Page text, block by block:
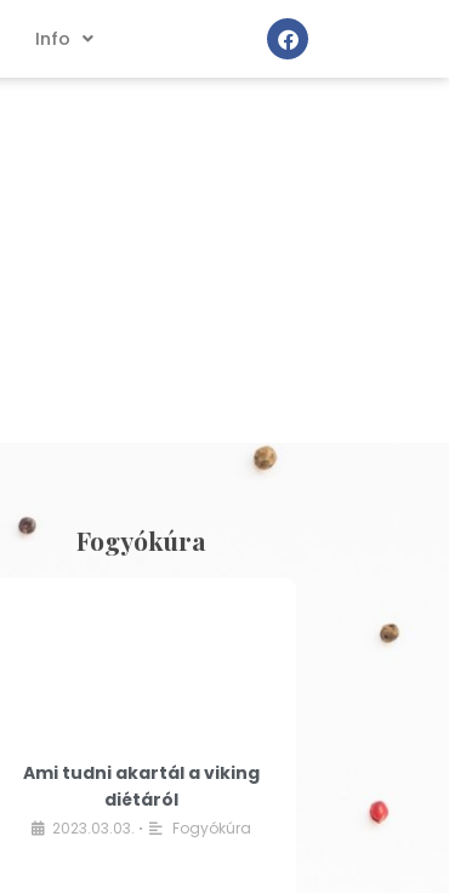
Info
Fogyókúra
Ami tudni akartál a viking
diétáról
2023.03.03. • Fogyókúra